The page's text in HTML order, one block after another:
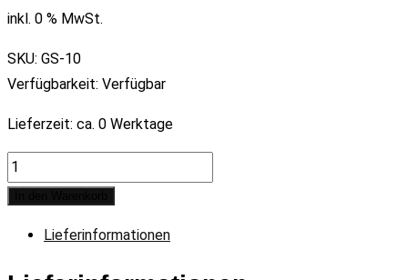
inkl. 0 % MwSt.
SKU: GS-10
Verfügbarkeit: Verfügbar
Lieferzeit: ca. 0 Werktage
Wertgutschein
€10
Lieferinformationen